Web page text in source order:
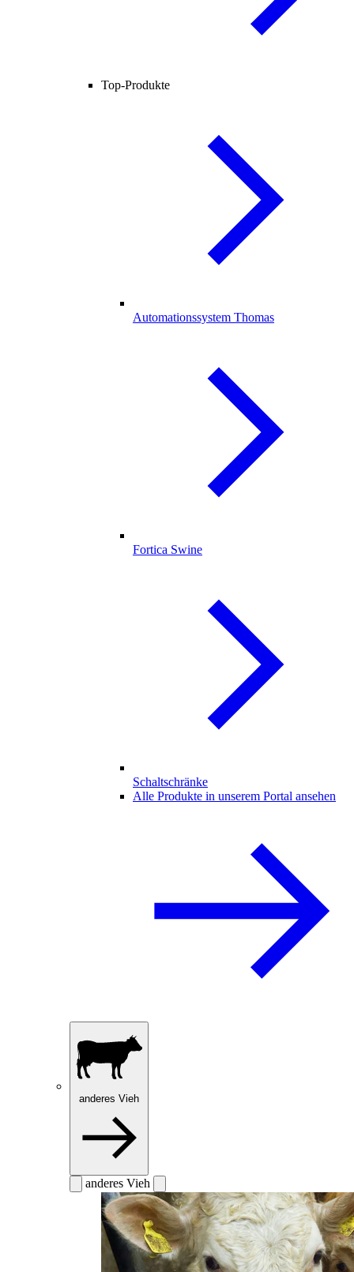
Top-Produkte
Automationssystem Thomas
Fortica Swine
Schaltschränke
Alle Produkte in unserem Portal ansehen
anderes Vieh
anderes Vieh